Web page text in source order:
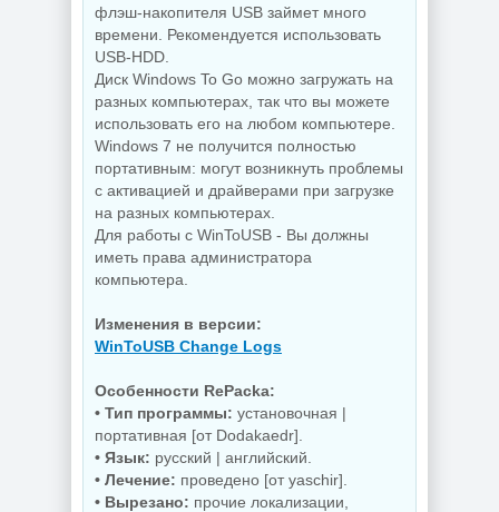
PDF редактор
Wondershare
PDFelement Pro
12.1.28.4370
NEW
Редактирование
документов
NEW
для Windows
1.4.0.415
NEW
Управление
Raven 1.1.0.0
NEW NEW
флэш-накопителя USB займет много
времени. Рекомендуется использовать
USB-HDD.
Диск Windows To Go можно загружать на
разных компьютерах, так что вы можете
использовать его на любом компьютере.
Windows 7 не получится полностью
портативным: могут возникнуть проблемы
с активацией и драйверами при загрузке
на разных компьютерах.
Для работы с WinToUSB - Вы должны
иметь права администратора
компьютера.
Изменения в версии:
WinToUSB Change Logs
Особенности RePackа:
• Тип программы: установочная |
портативная [от Dodakaedr].
• Язык: русский | английский.
• Лечение: проведено [от yaschir].
• Вырезано: прочие локализации,